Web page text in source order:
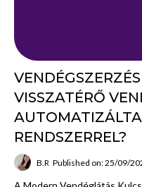
VISSZATÉRŐ
RENDSZERREL?
B.R Published on: 25/09/